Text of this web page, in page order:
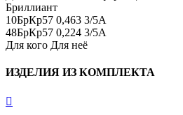
Бриллиант
10БрКр57 0,463 3/5А
48БрКр57 0,224 3/5А
Для кого Для неё
ИЗДЕЛИЯ ИЗ КОМПЛЕКТА
